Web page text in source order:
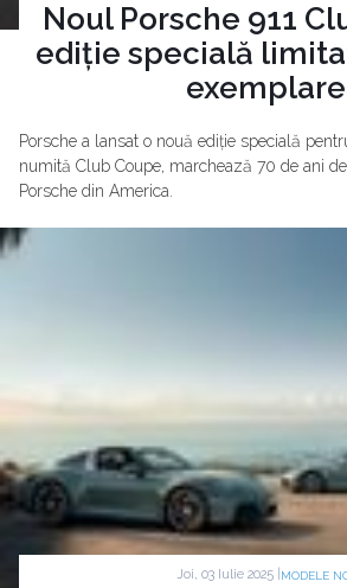
Noul Porsche 911
ediție specială
exemplare
Porsche a lansat o nouă ediție specială
numită Club Coupe, marchează 70 de ani
Porsche din America.
Joi, 03 Iulie 2025 | MODELE